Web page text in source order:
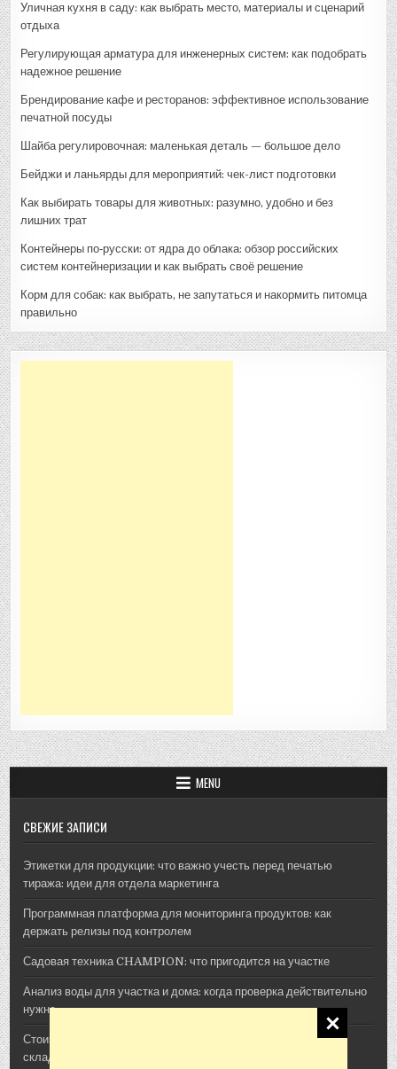
Уличная кухня в саду: как выбрать место, материалы и сценарий
отдыха
Регулирующая арматура для инженерных систем: как подобрать
надежное решение
Брендирование кафе и ресторанов: эффективное использование
печатной посуды
Шайба регулировочная: маленькая деталь — большое дело
Бейджи и ланьярды для мероприятий: чек-лист подготовки
Как выбирать товары для животных: разумно, удобно и без
лишних трат
Контейнеры по‑русски: от ядра до облака: обзор российских
систем контейнеризации и как выбрать своё решение
Корм для собак: как выбрать, не запутаться и накормить питомца
правильно
MENU
СВЕЖИЕ ЗАПИСИ
Этикетки для продукции: что важно учесть перед печатью
тиража: идеи для отдела маркетинга
Программная платформа для мониторинга продуктов: как
держать релизы под контролем
Садовая техника CHAMPION: что пригодится на участке
Анализ воды для участка и дома: когда проверка действительно
нужна
Стоимость архитектурной 3D-визуализации: из чего
складывается смета проекта